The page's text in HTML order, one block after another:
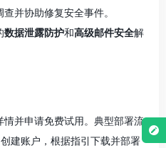
并协助修复安全事件。
数据泄露防护和高级邮件安全解
并申请免费试用。典型部署流
建账户，根据指引下载并部署